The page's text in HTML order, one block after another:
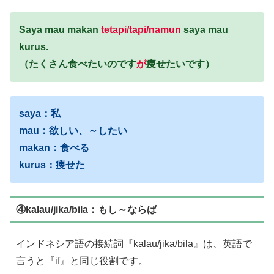
Saya mau makan tetapi/tapi/namun saya mau
kurus.
（たくさん食べたいのですが痩せたいです）
saya：私
mau：欲しい、～したい
makan：食べる
kurus：痩せた
④kalau/jika/bila：もし～ならば
インドネシア語の接続詞『kalau/jika/bila』は、英語で
言うと『if』と同じ役割です。